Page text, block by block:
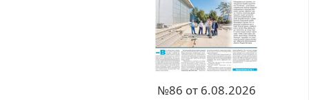
№86 от 6.08.2026